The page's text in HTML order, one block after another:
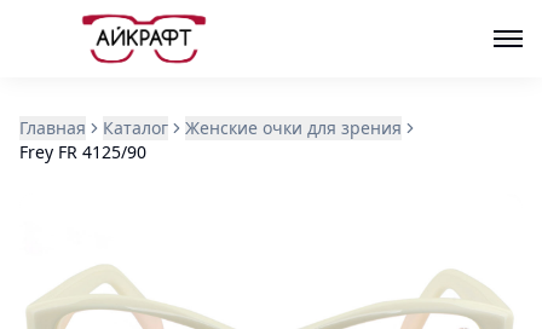
Главная Каталог
Женские очки для зрения
Frey FR 4125/90